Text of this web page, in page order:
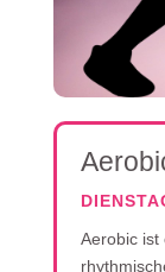
Aerobic ist